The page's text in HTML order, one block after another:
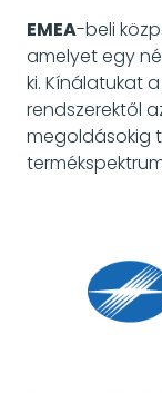
EMEA-beli
amelyet egy
ki. Kínálatukat
rendszerektől
megoldásokig